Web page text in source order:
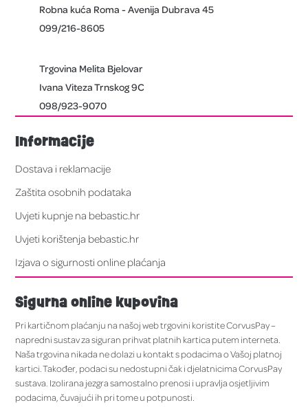
Bebastic! Baby centar Zagreb
Robna kuća Roma - Avenija Dubrava 45
099/216-8605
Ivana Viteza Trnskog 9C
098/923-9070
Informacije
Dostava i reklamacije
Uvjeti kupnje na bebastic.hr
Uvjeti korištenja bebastic.hr
Izjava o sigurnosti online plaćanja
Sigurna online kupovina